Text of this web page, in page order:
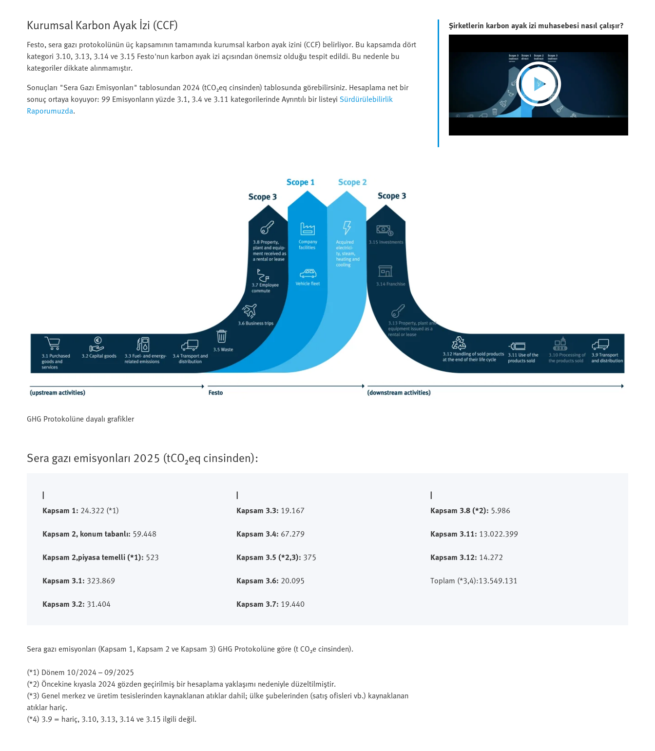
Kurumsal Karbon Ayak İzi (CCF)
Festo, sera gazı protokolünün üç kapsamının tamamında kurumsal karbon ayak izini (CCF) belirliyor. Bu kapsamda dört
kategori 3.10, 3.13, 3.14 ve 3.15 Festo'nun karbon ayak izi açısından önemsiz olduğu tespit edildi. Bu nedenle bu
kategoriler dikkate alınmamıştır.
Sonuçları "Sera Gazı Emisyonları" tablosundan 2024 (tCO₂eq cinsinden) tablosunda görebilirsiniz. Hesaplama net bir
sonuç ortaya koyuyor: 99 Emisyonların yüzde 3.1, 3.4 ve 3.11 kategorilerinde Ayrıntılı bir listeyi Sürdürülebilirlik
Raporumuzda.
Şirketlerin karbon ayak izi muhasebesi nasıl çalışır?
Play
Video
GHG Protokolüne dayalı grafikler
Sera gazı emisyonları 2025 (tCO₂eq cinsinden):
|
Kapsam 1: 24.322 (*1)
Kapsam 2, konum tabanlı: 59.448
Kapsam 2,piyasa temelli (*1): 523
Kapsam 3.1: 323.869
Kapsam 3.2: 31.404
|
Kapsam 3.3: 19.167
Kapsam 3.4: 67.279
Kapsam 3.5 (*2,3): 375
Kapsam 3.6: 20.095
Kapsam 3.7: 19.440
|
Kapsam 3.8 (*2): 5.986
Kapsam 3.11: 13.022.399
Kapsam 3.12: 14.272
Toplam (*3,4):13.549.131
Sera gazı emisyonları (Kapsam 1, Kapsam 2 ve Kapsam 3) GHG Protokolüne göre (t CO₂e cinsinden).
(*1) Dönem 10/2024 – 09/2025
(*2) Öncekine kıyasla 2024 gözden geçirilmiş bir hesaplama yaklaşımı nedeniyle düzeltilmiştir.
(*3) Genel merkez ve üretim tesislerinden kaynaklanan atıklar dahil; ülke şubelerinden (satış ofisleri vb.) kaynaklanan
atıklar hariç.
(*4) 3.9 = hariç, 3.10, 3.13, 3.14 ve 3.15 ilgili değil.